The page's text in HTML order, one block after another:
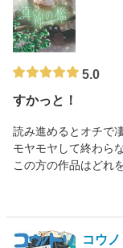
5.0
すかっと！
読み進めるとオチで
モヤモヤして終わら
この方の作品はどれ
コウノ